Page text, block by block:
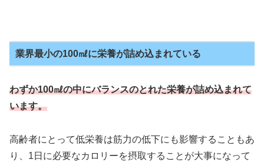
業界最小の100㎖に栄養が詰め込まれている
わずか100㎖の中にバランスのとれた栄養が詰め込まれて
います。
高齢者にとって低栄養は筋力の低下にも影響することもあ
り、1日に必要なカロリーを摂取することが大事になって